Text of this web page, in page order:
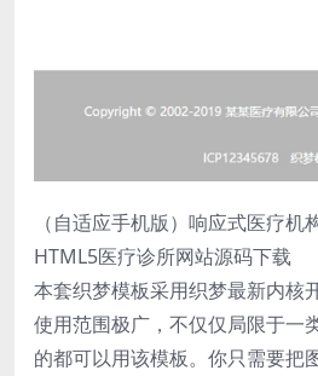
（自适应手机版）响应式医疗机
HTML5医疗诊所网站源码下载
本套织梦模板采用织梦最新内核
使用范围极广，不仅仅局限于一
的都可以用该模板。你只需要把